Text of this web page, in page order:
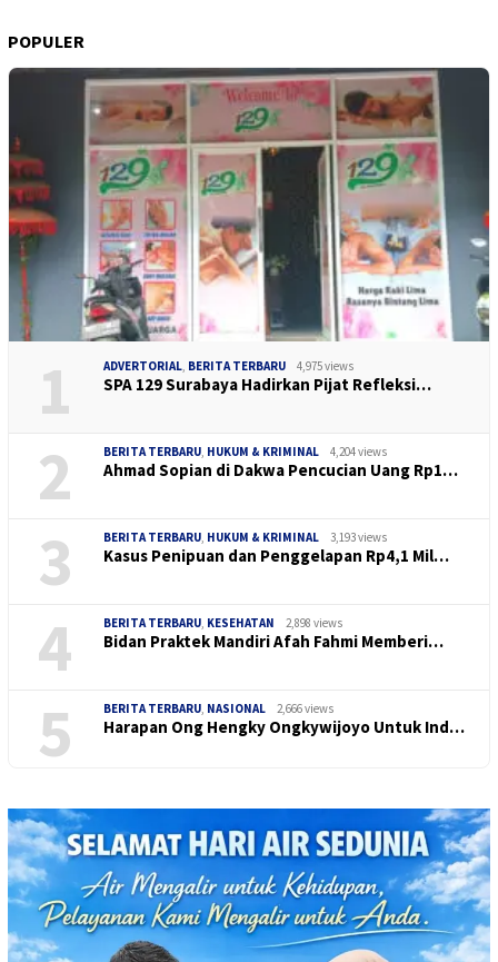
POPULER
1 ADVERTORIAL, BERITA TERBARU 4,975 views
SPA 129 Surabaya Hadirkan Pijat Refleksi…
2 BERITA TERBARU, HUKUM & KRIMINAL 4,204 views
Ahmad Sopian di Dakwa Pencucian Uang Rp1…
3 BERITA TERBARU, HUKUM & KRIMINAL 3,193 views
Kasus Penipuan dan Penggelapan Rp4,1 Mil…
4 BERITA TERBARU, KESEHATAN 2,898 views
Bidan Praktek Mandiri Afah Fahmi Memberi…
5 BERITA TERBARU, NASIONAL 2,666 views
Harapan Ong Hengky Ongkywijoyo Untuk Ind…